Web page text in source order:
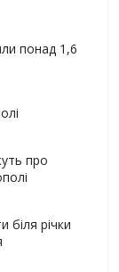
понад 1,6
про
біля річки